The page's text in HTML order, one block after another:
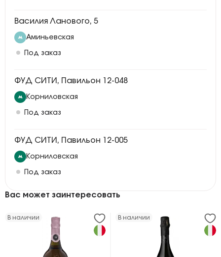
Василия Ланового, 5
Аминьевская
Под заказ
ФУД СИТИ, Павильон 12-048
Корниловская
Под заказ
ФУД СИТИ, Павильон 12-005
Корниловская
Под заказ
Вас может заинтересовать
В наличии В наличии